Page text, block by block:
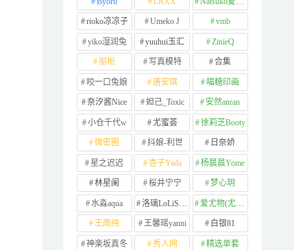
rioko凉凉子 Umeko J vmb
yiko湿润兔 yuuhui玉汇 ZinieQ
丽柜 写真模特 合集
咬一口兔娘 唐安琪 喵糖印画
奈汐酱Nice 妲己_Toxic 安然anran
小仓千代w 尤蜜荟 徐莉芝Booty
微密圈 抖娘-利世 日奈娇
星之迟迟 杏子Yada 杨晨晨Yome
林星阑 桜井宁宁 梦心玥
水淼aqua 洛璃LoLiSAMA 爱尤物(尤果网)
王雨纯 王馨瑶yanni 白银81
神楽坂真冬 秀人网 精选单套